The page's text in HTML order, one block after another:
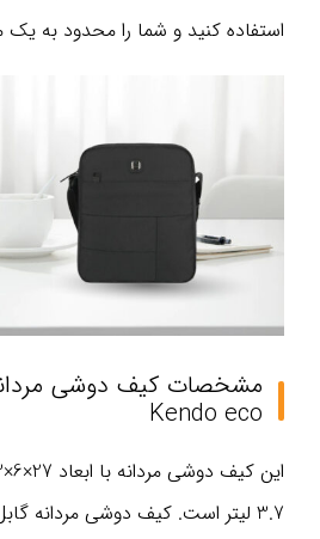
استفاده کنید و شما را محدود به
مشخصات کیف دوشی
Kendo eco